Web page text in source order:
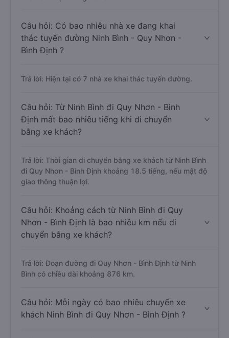
Câu hỏi: Có bao nhiêu nhà xe đang khai
thác tuyến đường Ninh Bình - Quy Nhơn -
Bình Định ?
Trả lời: Hiện tại có 7 nhà xe khai thác tuyến đường.
Câu hỏi: Từ Ninh Bình đi Quy Nhơn - Bình
Định mất bao nhiêu tiếng khi di chuyển
bằng xe khách?
Trả lời: Thời gian di chuyển bằng xe khách từ Ninh Bình
đi Quy Nhơn - Bình Định khoảng 18.5 tiếng, nếu mật độ
giao thông thuận lợi.
Câu hỏi: Khoảng cách từ Ninh Bình đi Quy
Nhơn - Bình Định là bao nhiêu km nếu di
chuyển bằng xe khách?
Trả lời: Đoạn đường đi Quy Nhơn - Bình Định từ Ninh
Bình có chiều dài khoảng 876 km.
Câu hỏi: Mỗi ngày có bao nhiêu chuyến xe
khách Ninh Bình đi Quy Nhơn - Bình Định ?